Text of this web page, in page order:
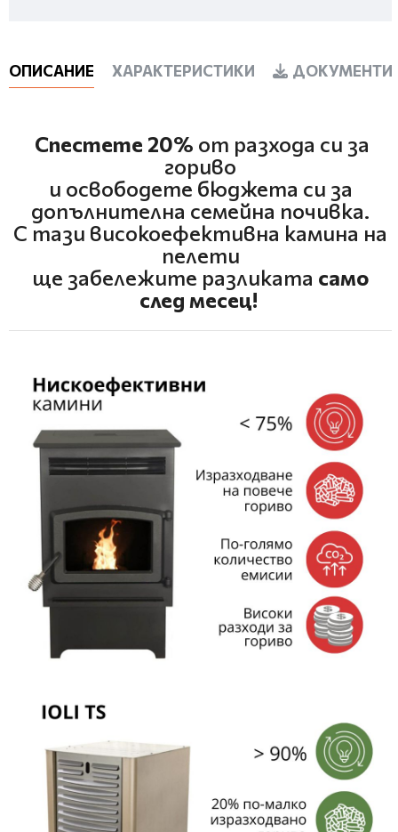
ОПИСАНИЕ ХАРАКТЕРИСТИКИ ДОКУМЕНТИ
Спестете 20% от разхода си за
гориво
и освободете бюджета си за
допълнителна семейна почивка.
С тази високоефективна камина на
пелети
ще забележите разликата само
след месец!